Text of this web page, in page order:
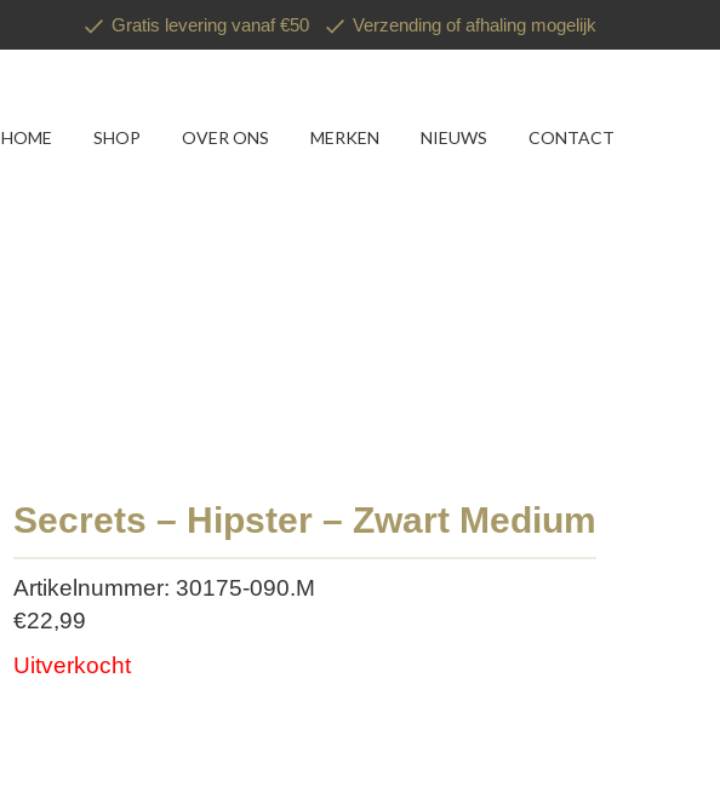
Gratis levering vanaf €50 Verzending of afhaling mogelijk
HOME SHOP OVER ONS MERKEN NIEUWS CONTACT
Secrets – Hipster – Zwart Medium
Artikelnummer: 30175-090.M
€22,99
Uitverkocht